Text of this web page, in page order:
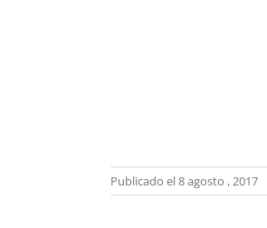
Publicado el 8 agosto , 2017